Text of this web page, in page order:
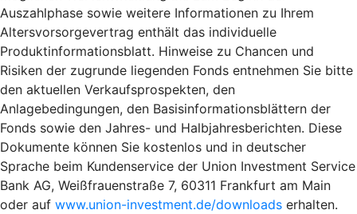
Auszahlphase sowie weitere Informationen zu Ihrem
Altersvorsorgevertrag enthält das individuelle
Produktinformationsblatt. Hinweise zu Chancen und
Risiken der zugrunde liegenden Fonds entnehmen Sie bitte
den aktuellen Verkaufsprospekten, den
Anlagebedingungen, den Basisinformationsblättern der
Fonds sowie den Jahres- und Halbjahresberichten. Diese
Dokumente können Sie kostenlos und in deutscher
Sprache beim Kundenservice der Union Investment Service
Bank AG, Weißfrauenstraße 7, 60311 Frankfurt am Main
oder auf www.union-investment.de/downloads erhalten.